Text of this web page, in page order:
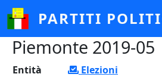
Salta al contenuto principale
PARTITI
Piemonte 2019-05
Entità Elezioni